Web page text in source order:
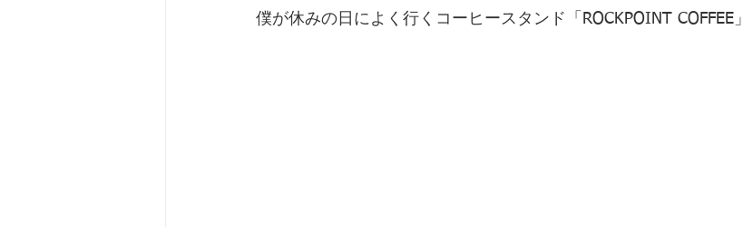
僕が休みの日によく行くコーヒースタンド「ROCKPOINT COFFEE」